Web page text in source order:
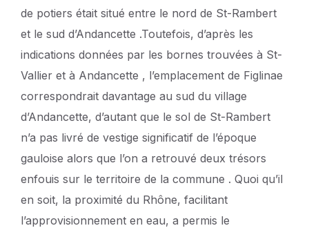
de potiers était situé entre le nord de St-Rambert
et le sud d’Andancette .Toutefois, d’après les
indications données par les bornes trouvées à St-
Vallier et à Andancette , l’emplacement de Figlinae
correspondrait davantage au sud du village
d’Andancette, d’autant que le sol de St-Rambert
n’a pas livré de vestige significatif de l’époque
gauloise alors que l’on a retrouvé deux trésors
enfouis sur le territoire de la commune . Quoi qu’il
en soit, la proximité du Rhône, facilitant
l’approvisionnement en eau, a permis le